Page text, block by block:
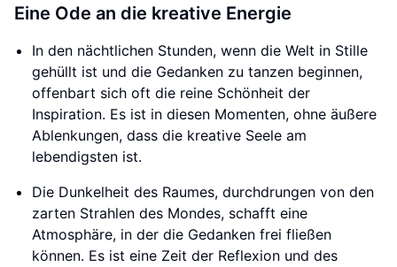
Eine Ode an die kreative Energie
In den nächtlichen Stunden, wenn die Welt in Stille
gehüllt ist und die Gedanken zu tanzen beginnen,
offenbart sich oft die reine Schönheit der
Inspiration. Es ist in diesen Momenten, ohne äußere
Ablenkungen, dass die kreative Seele am
lebendigsten ist.
Die Dunkelheit des Raumes, durchdrungen von den
zarten Strahlen des Mondes, schafft eine
Atmosphäre, in der die Gedanken frei fließen
können. Es ist eine Zeit der Reflexion und des